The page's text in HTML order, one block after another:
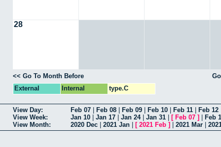
28
<< Go To Month Before
External
Internal type.C
View Day: Feb 07 Feb 08 Feb 09 Feb 10 Feb 11 Feb 12
View Week:
Jan 10 Jan 17 Jan 24| Jan 31 [ Feb 07 ]
Feb
View Month:
2020 Dec 2021 Jan [ 2021 Feb ] 2021 Mar